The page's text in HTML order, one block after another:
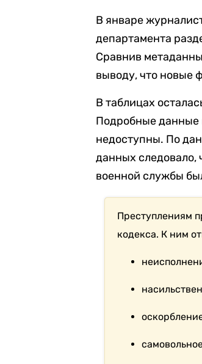
В январе
департамента
Сравнив
выводу, что новые
В таблицах
Подробные данные
недоступны. По
данных следовало,
военной службы
Преступлениям
кодекса. К ним